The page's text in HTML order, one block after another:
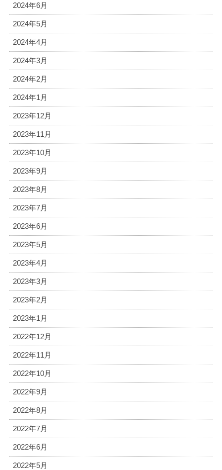
2024年6月
2024年5月
2024年4月
2024年3月
2024年2月
2024年1月
2023年12月
2023年11月
2023年10月
2023年9月
2023年8月
2023年7月
2023年6月
2023年5月
2023年4月
2023年3月
2023年2月
2023年1月
2022年12月
2022年11月
2022年10月
2022年9月
2022年8月
2022年7月
2022年6月
2022年5月